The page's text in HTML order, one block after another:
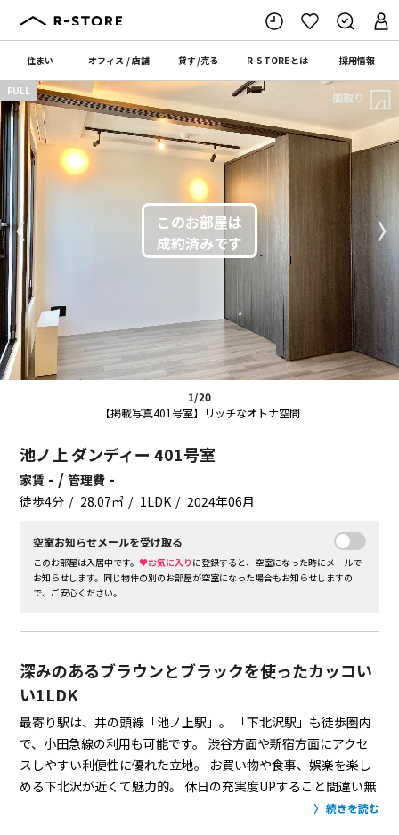
住まい オフィス /店舗 貸す/売る R-STOREとは 採用情報
1/20
【掲載写真401号室】リッチなオトナ空間
〈 〉
FULL 間取り
池ノ上 ダンディー 401号室
家賃 - /管理費 -
徒歩4分 28.07㎡ 1LDK 2024年06月
空室お知らせメールを受け取る
このお部屋は入居中です。♥お気に入り に登録すると、空室になった時にメールで
お知らせします。同じ物件の別のお部屋が空室になった場合もお知らせしますの
で、ご安心ください。
深みのあるブラウンとブラックを使ったカッコい
い1LDK
最寄り駅は、井の頭線「池ノ上駅」。
「下北沢駅」も徒歩圏内
で、小田急線の利用も可能です。
渋谷方面や新宿方面にアクセ
スしやすい利便性に優れた立地。
お買い物や食事、娯楽を楽し
める下北沢が近くて魅力的。 休日の充実度UPすること間違い無
ご紹介する物件は、池ノ上駅から徒歩約4分。住宅街
続きを読む